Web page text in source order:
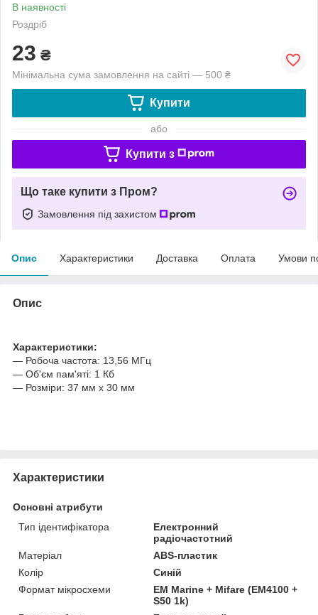
В наявності
Роздріб
23 ₴
Мінімальна сума замовлення на сайті — 500 ₴
Купити
або
Купити з
Що таке купити з Пром?
Замовлення під захистом
Опис Характеристики Доставка Оплата Умови
Опис
Характеристики:
― Робоча частота: 13,56 МГц
― Об'єм пам'яті: 1 Кб
― Розміри: 37 мм х 30 мм
Характеристики
Основні атрибути
Тип ідентифікатора
Електронний
радіочастотний
Матеріал
ABS-пластик
Колір
Синій
Формат мікросхеми
EM Marine + Mifare (EM4100 +
S50 1k)